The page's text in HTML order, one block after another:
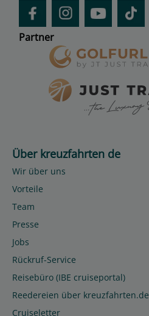
Partner
Über kreuzfahrten de
Wir über uns
Vorteile
Team
Presse
Jobs
Rückruf-Service
Reisebüro (IBE cruiseportal)
Reedereien über kreuzfahrten.de
Cruiseletter